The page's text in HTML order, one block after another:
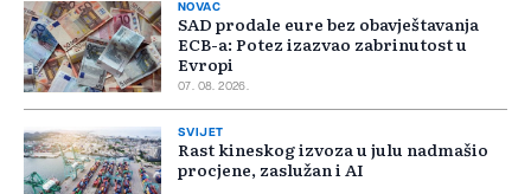
NOVAC
SAD prodale eure bez obavještavanja
ECB-a: Potez izazvao zabrinutost u
Evropi
07. 08. 2026.
SVIJET
Rast kineskog izvoza u julu nadmašio
procjene, zaslužan i AI